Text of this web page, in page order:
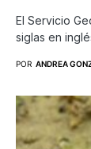
El Servicio
siglas en
POR ANDREA